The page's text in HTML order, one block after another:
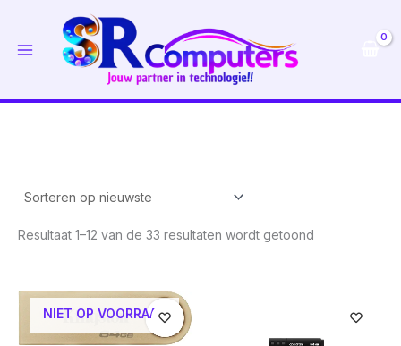
Resultaat 1–12 van de 33 resultaten wordt getoond
NIET OP VOORRAAD